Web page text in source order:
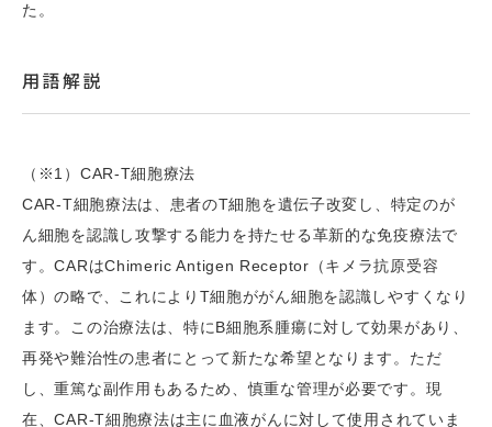
た。
用語解説
（※1）CAR-T細胞療法
CAR-T細胞療法は、患者のT細胞を遺伝子改変し、特定のが
ん細胞を認識し攻撃する能力を持たせる革新的な免疫療法で
す。CARはChimeric Antigen Receptor（キメラ抗原受容
体）の略で、これによりT細胞ががん細胞を認識しやすくなり
ます。この治療法は、特にB細胞系腫瘍に対して効果があり、
再発や難治性の患者にとって新たな希望となります。ただ
し、重篤な副作用もあるため、慎重な管理が必要です。現
在、CAR-T細胞療法は主に血液がんに対して使用されていま